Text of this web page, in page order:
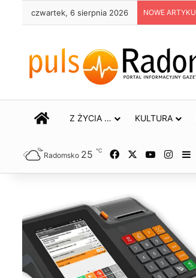
czwartek, 6 sierpnia 2026 NOWE
STRONA GŁÓWNA
Z ŻYCIA … KULTURA
Radomsko 25 ℃ Facebook YouTube